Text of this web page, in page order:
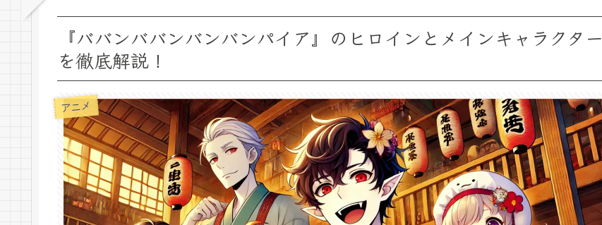
『ババンババンバンバンパイア』のヒロインとメインキャラクター
を徹底解説！
アニメ